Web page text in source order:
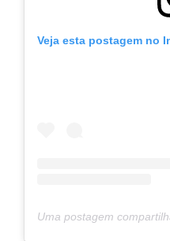
Veja esta postagem no
Uma postagem